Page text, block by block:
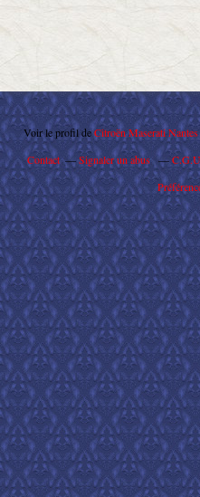
Voir le profil deCitroën Maserati Nantes
Contact
Signaler un abus